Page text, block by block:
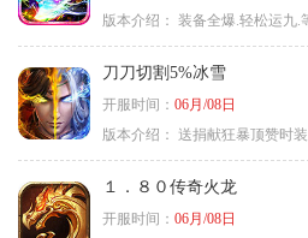
版本介绍： 装备全爆.轻松运九.
刀刀切割5%冰雪
开服时间： 06月/08日
版本介绍： 送捐献狂暴顶赞时
１．８０传奇火龙
开服时间： 06月/08日